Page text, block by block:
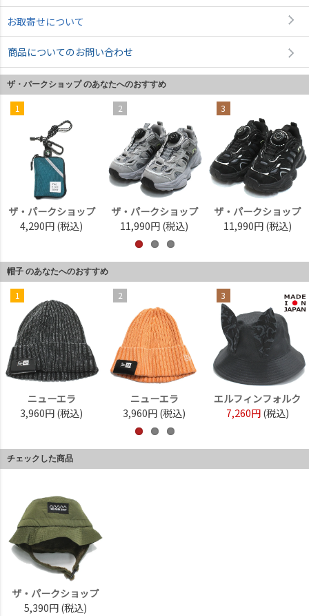
お取寄せについて
商品についてのお問い合わせ
ザ・パークショップ のあなたへのおすすめ
1
ザ・パークショップ
4,290円 (税込)
2
ザ・パークショップ
11,990円 (税込)
3
ザ・パークショップ
11,990円 (税込)
帽子 のあなたへのおすすめ
1
ニューエラ
3,960円 (税込)
2
ニューエラ
3,960円 (税込)
3
エルフィンフォルク
7,260円 (税込)
チェックした商品
ザ・パークショップ
5,390円 (税込)